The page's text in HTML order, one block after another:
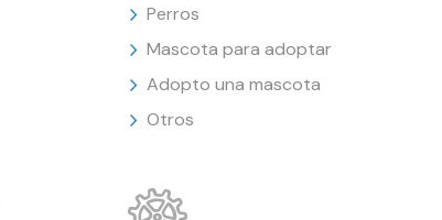
Perros
Mascota para adoptar
Adopto una mascota
Otros